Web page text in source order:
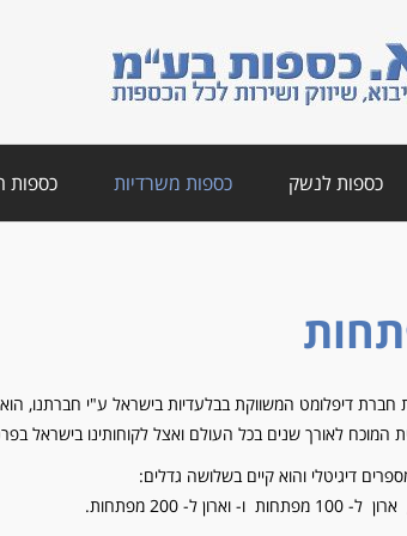
כספות לנשק כספות משרדיות כספות
דיפלומט המשווקת בבלעדיות בישראל ע"י חברתנו, הוא
המוכח לאורך שנים בכל העולם ואצל לקוחותינו בישראל
דיגיטלי והוא קיים בשלושה גדלים: